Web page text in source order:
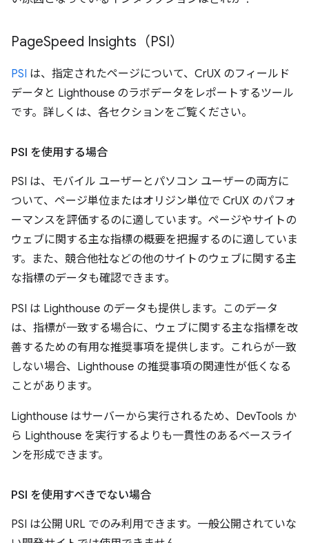
PageSpeed Insights（PSI）
PSI は、指定されたページについて、CrUX のフィールド
データと Lighthouse のラボデータをレポートするツール
です。 詳しくは、各セクションをご覧ください。
PSI を使用する場合
PSI は、モバイル ユーザーとパソコン ユーザーの両方に
ついて、ページ単位またはオリジン単位で CrUX のパフォ
ーマンスを評価するのに適しています。ページやサイトの
ウェブに関する主な指標の概要を把握するのに適していま
す。また、競合他社などの他のサイトのウェブに関する主
な指標のデータも確認できます。
PSI は Lighthouse のデータも提供します。このデータ
は、指標が一致する場合に、ウェブに関する主な指標を改
善するための有用な推奨事項を提供します。これらが一致
しない場合、Lighthouse の推奨事項の関連性が低くなる
ことがあります。
Lighthouse はサーバーから実行されるため、DevTools か
ら Lighthouse を実行するよりも一貫性のあるベースライ
ンを形成できます。
PSI を使用すべきでない場合
PSI は公開 URL でのみ利用できます。一般公開されていな